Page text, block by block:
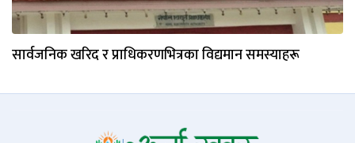
सार्वजनिक खरिद र प्राधिकरणभित्रका विद्यमान समस्याहरू